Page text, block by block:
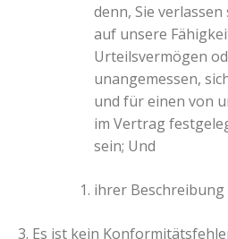
denn, Sie
auf unsere
Urteilsvermögen
unangemessen,
und für einen von
im Vertrag
sein; Und
ihrer Beschreibung
Es ist kein